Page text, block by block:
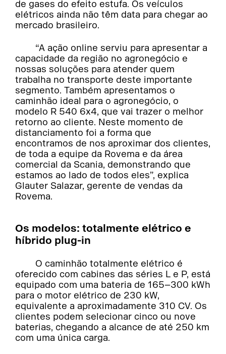
de gases do efeito estufa. Os veículos
elétricos ainda não têm data para chegar ao
mercado brasileiro.
“A ação online serviu para apresentar a
capacidade da região no agronegócio e
nossas soluções para atender quem
trabalha no transporte deste importante
segmento. Também apresentamos o
caminhão ideal para o agronegócio, o
modelo R 540 6x4, que vai trazer o melhor
retorno ao cliente. Neste momento de
distanciamento foi a forma que
encontramos de nos aproximar dos clientes,
de toda a equipe da Rovema e da área
comercial da Scania, demonstrando que
estamos ao lado de todos eles”, explica
Glauter Salazar, gerente de vendas da
Rovema.
Os modelos: totalmente elétrico e
híbrido plug-in
O caminhão totalmente elétrico é
oferecido com cabines das séries L e P, está
equipado com uma bateria de 165–300 kWh
para o motor elétrico de 230 kW,
equivalente a aproximadamente 310 CV. Os
clientes podem selecionar cinco ou nove
baterias, chegando a alcance de até 250 km
com uma única carga.